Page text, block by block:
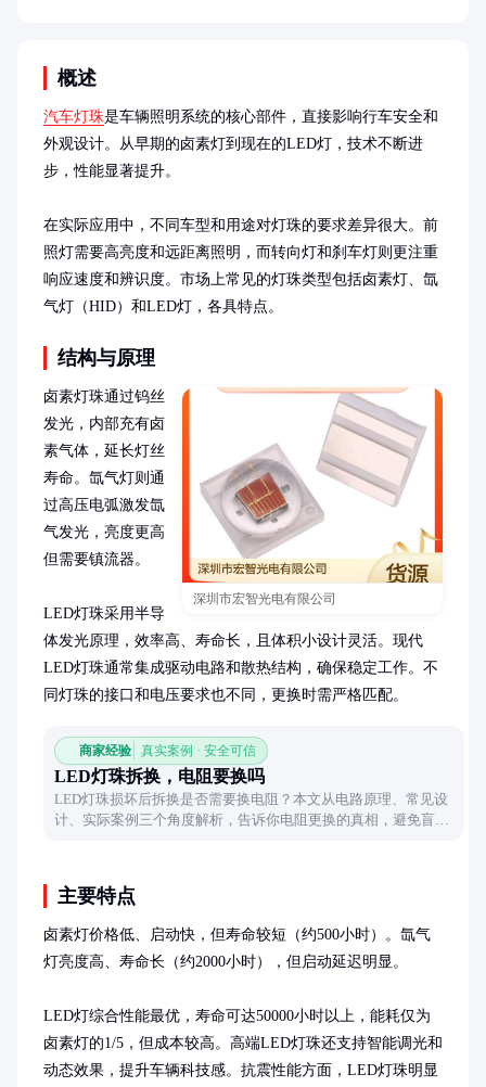
概述
汽车灯珠是车辆照明系统的核心部件，直接影响行车安全和
外观设计。从早期的卤素灯到现在的LED灯，技术不断进
步，性能显著提升。
在实际应用中，不同车型和用途对灯珠的要求差异很大。前
照灯需要高亮度和远距离照明，而转向灯和刹车灯则更注重
响应速度和辨识度。市场上常见的灯珠类型包括卤素灯、氙
气灯（HID）和LED灯，各具特点。
结构与原理
深圳市宏智光电有限公司
卤素灯珠通过钨丝
发光，内部充有卤
素气体，延长灯丝
寿命。氙气灯则通
过高压电弧激发氙
气发光，亮度更高
但需要镇流器。
LED灯珠采用半导
体发光原理，效率高、寿命长，且体积小设计灵活。现代
LED灯珠通常集成驱动电路和散热结构，确保稳定工作。不
同灯珠的接口和电压要求也不同，更换时需严格匹配。
商家经验 真实案例 · 安全可信
LED灯珠拆换，电阻要换吗
LED灯珠损坏后拆换是否需要换电阻？本文从电路原理、常见设
计、实际案例三个角度解析，告诉你电阻更换的真相，避免盲目
主要特点
卤素灯价格低、启动快，但寿命较短（约500小时）。氙气
灯亮度高、寿命长（约2000小时），但启动延迟明显。
LED灯综合性能最优，寿命可达50000小时以上，能耗仅为
卤素灯的1/5，但成本较高。高端LED灯珠还支持智能调光和
动态效果，提升车辆科技感。抗震性能方面，LED灯珠明显